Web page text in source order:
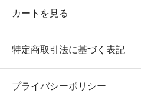
カートを見る
特定商取引法に基づく表記
プライバシーポリシー